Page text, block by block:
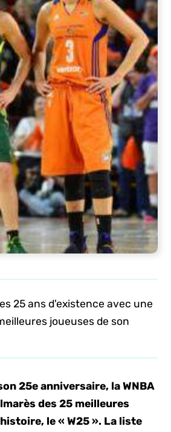
25 ans d'existence avec une
joueuses de son
25e anniversaire, la WNBA
des 25 meilleures
le « W25 ». La liste